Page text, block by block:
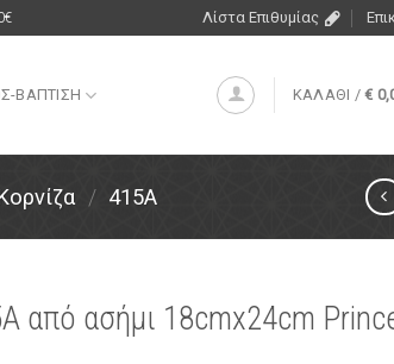
Λίστα Επιθυμίας
ΒΑΠΤΙΣΗ ΚΑΛΑΘΙ /€
/ 415A
από ασήμι 18cmx24cm